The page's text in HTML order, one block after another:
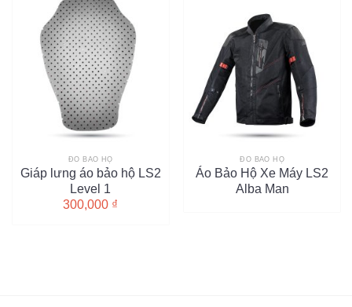
ĐỒ BẢO HỘ
Giáp lưng áo bảo hộ LS2
Level 1
300,000 ₫
ĐỒ BẢO HỘ
Áo Bảo Hộ Xe Máy LS2
Alba Man